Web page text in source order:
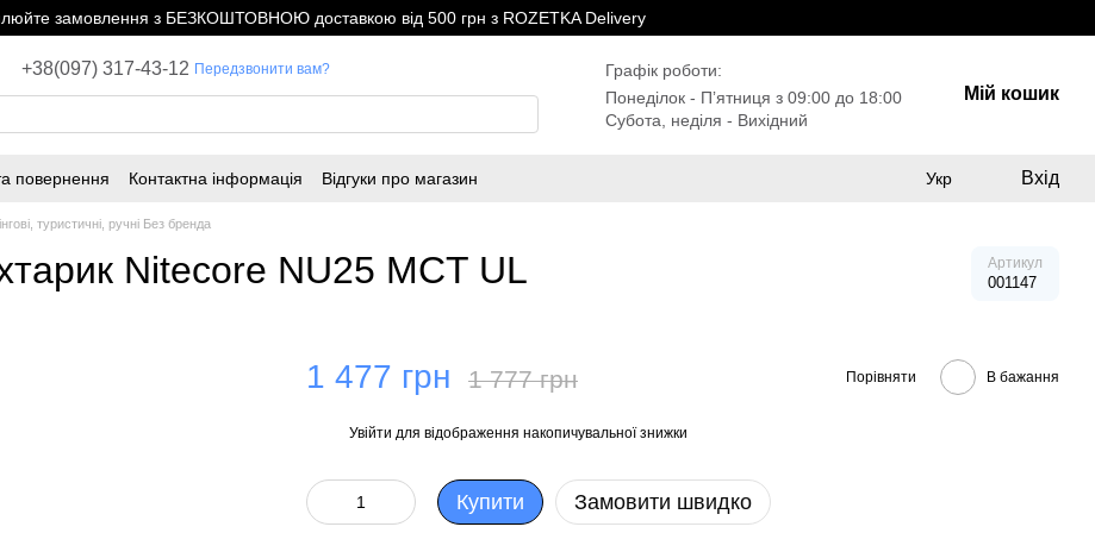
замовлення з БЕЗКОШТОВНОЮ доставкою від 500 грн з ROZETKA Delivery
+38(097) 317-43-12 Передзвонити вам?
Графік роботи:
Понеділок - Пʼятниця з 09:00 до 18:00
Субота, неділя - Вихідний
Мій кошик
повернення Контактна інформація Відгуки про магазин Укр Вхід
туристичні, ручні Без бренда
Nitecore NU25 MCT UL Артикул
001147
1 477 грн 1 777 грн Порівняти В бажання
Увійти для відображення накопичувальної знижки
Купити Замовити швидко